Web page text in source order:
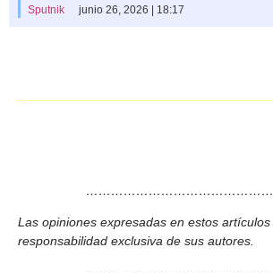
Sputnik junio 26, 2026 | 18:17
Las opiniones expresadas en estos artículos
responsabilidad exclusiva de sus autores.